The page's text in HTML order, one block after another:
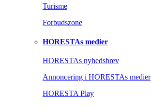
Turisme
Forbudszone
HORESTAs medier
HORESTAs nyhedsbrev
Annoncering i HORESTAs medier
HORESTA Play